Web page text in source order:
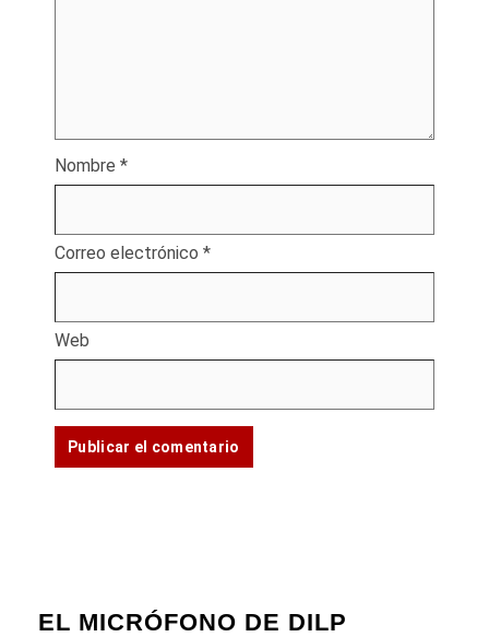
Nombre *
Correo electrónico *
Web
EL MICRÓFONO DE DILP